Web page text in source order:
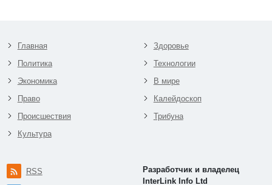
Главная
Политика
Экономика
Право
Происшествия
Культура
Здоровье
Технологии
В мире
Калейдоскоп
Трибуна
RSS
Разработчик и владелец
InterLink Info Ltd